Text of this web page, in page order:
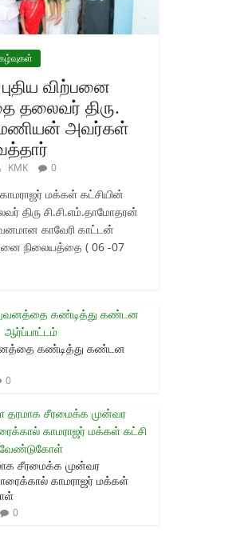
புதிய விற்பனை
தலைவர் திரு.
மணியன் அவர்கள்
KMK 0
காமராஜர் மக்கள் கட்சியின்
திரு சி.சி.எம்.தாமோதரன்
காவேரி காட்டன்
நிலையத்தை ( 06 -07
கண்டித்து கண்டன
0
சீரமைக்க முன்வர
காமராஜர் மக்கள்
0